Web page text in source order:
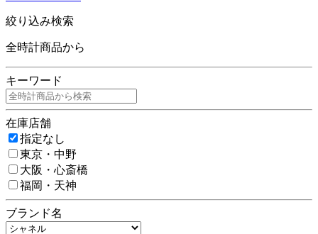
絞り込み検索
全時計商品から
キーワード
在庫店舗
指定なし
東京・中野
大阪・心斎橋
福岡・天神
ブランド名